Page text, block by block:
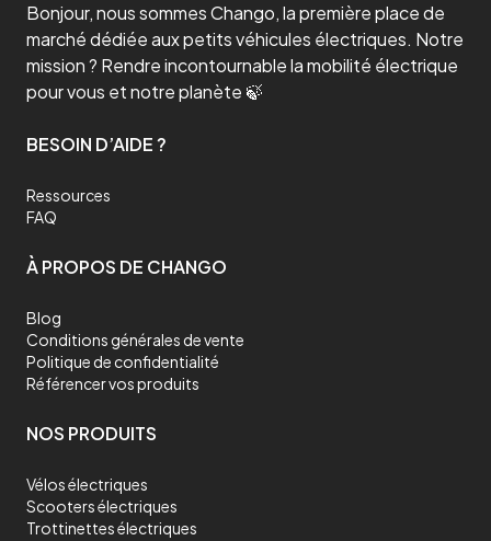
Bonjour, nous sommes Chango, la première place de
marché dédiée aux petits véhicules électriques. Notre
mission ? Rendre incontournable la mobilité électrique
pour vous et notre planète 🍃
BESOIN D’AIDE ?
Ressources
FAQ
À PROPOS DE CHANGO
Blog
Conditions générales de vente
Politique de confidentialité
Référencer vos produits
NOS PRODUITS
Vélos électriques
Scooters électriques
Trottinettes électriques